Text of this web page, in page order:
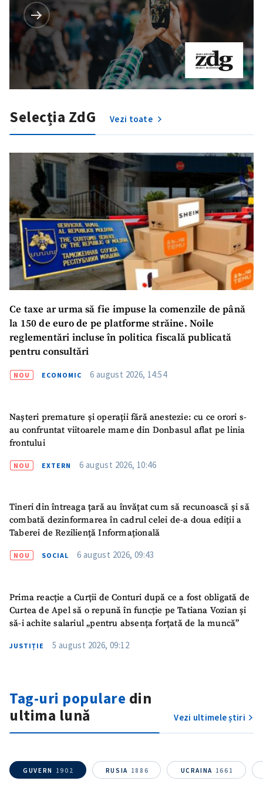
Selecția ZdG Vezi toate
Ce taxe ar urma să fie impuse la comenzile de până
la 150 de euro de pe platforme străine. Noile
reglementări incluse în politica fiscală publicată
pentru consultări
NOU ECONOMIC 6 august 2026, 14:54
Nașteri premature și operații fără anestezie: cu ce orori s-
au confruntat viitoarele mame din Donbasul aflat pe linia
frontului
NOU EXTERN 6 august 2026, 10:46
Tineri din întreaga țară au învățat cum să recunoască și să
combată dezinformarea în cadrul celei de-a doua ediții a
Taberei de Reziliență Informațională
NOU SOCIAL 6 august 2026, 09:43
Prima reacție a Curții de Conturi după ce a fost obligată de
Curtea de Apel să o repună în funcție pe Tatiana Vozian și
să-i achite salariul „pentru absența forțată de la muncă”
JUSTIȚIE 5 august 2026, 09:12
Tag-uri populare din
ultima lună
Vezi ultimele știri
GUVERN 1902 RUSIA 1886 UCRAINA 1661
ȘTIREA MEA
Titlu știre+ Adaugă titlu